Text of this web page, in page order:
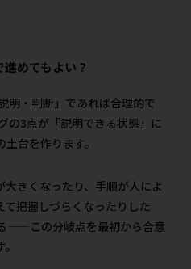
めてもよい？
明・判断」であれば合理的で
の3点が「説明できる状態」に
台を作ります。
きくなったり、手順が人によ
把握しづらくなったりした
——この分岐点を最初から合意